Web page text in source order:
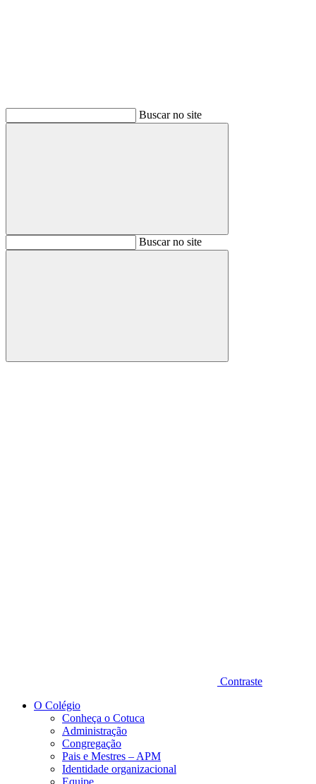
Buscar no site
BuscarBuscar no site
Buscar
Contraste
O Colégio
Conheça o Cotuca
Administração
Congregação
Pais e Mestres – APM
Identidade organizacional
Equipe